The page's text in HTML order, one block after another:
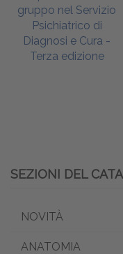
SEZIONI DEL
NOVITÀ
ANATOMIA